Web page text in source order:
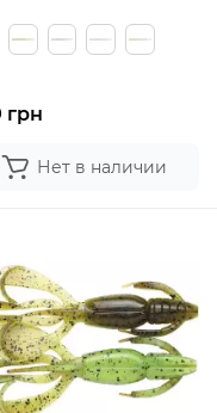
грн
Нет в наличии